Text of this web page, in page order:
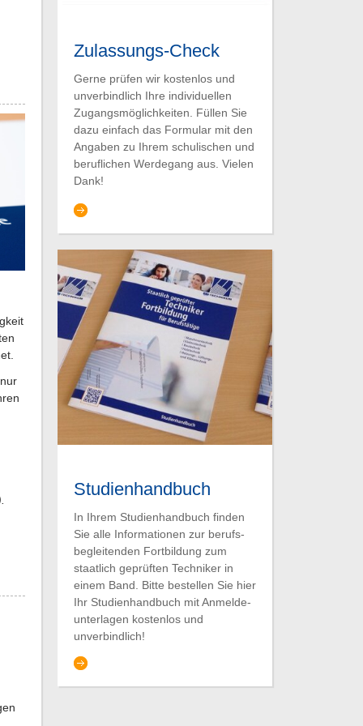
Zulassungs-Check
Gerne prüfen wir kostenlos und
unverbindlich Ihre individuellen
Zugangsmöglichkeiten. Füllen Sie
dazu einfach das Formular mit den
Angaben zu Ihrem schulischen und
beruflichen Werdegang aus. Vielen
Dank!
Studienhandbuch
In Ihrem Studien­hand­buch finden
Sie alle Infor­mationen zur berufs­­
be­glei­ten­den Fort­bildung zum
staat­lich geprüften Techniker in
einem Band. Bitte bestellen Sie hier
Ihr Studien­hand­buch mit Anmelde­­
unterlagen kostenlos und
unverbindlich!